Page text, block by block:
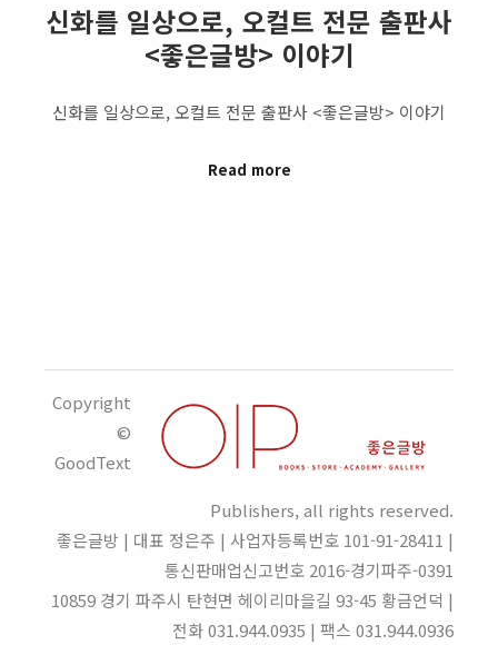
신화를 일상으로, 오컬트 전문 출판사
<좋은글방> 이야기
신화를 일상으로, 오컬트 전문 출판사 <좋은글방> 이야기
Read more
Copyright
©
GoodText
Publishers, all rights reserved.
좋은글방 | 대표 정은주 | 사업자등록번호 101-91-28411 |
통신판매업신고번호 2016-경기파주-0391
10859 경기 파주시 탄현면 헤이리마을길 93-45 황금언덕 |
전화 031.944.0935 | 팩스 031.944.0936